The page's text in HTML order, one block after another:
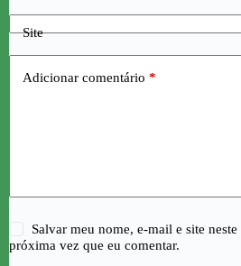
Site
Adicionar comentário *
Salvar meu nome, e-mail e site
próxima vez que eu comentar.